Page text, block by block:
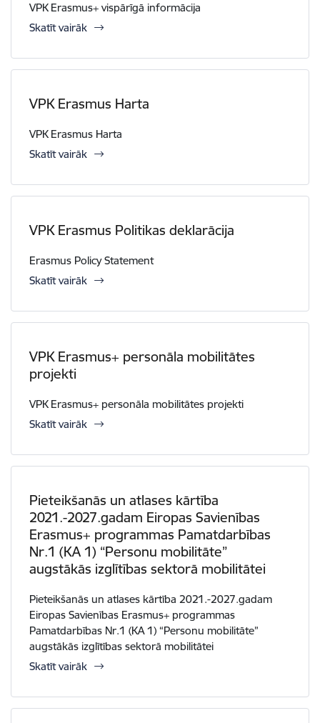
VPK Erasmus+ vispārīgā informācija
Skatīt vairāk
VPK Erasmus Harta
VPK Erasmus Harta
Skatīt vairāk
VPK Erasmus Politikas deklarācija
Erasmus Policy Statement
Skatīt vairāk
VPK Erasmus+ personāla mobilitātes
projekti
VPK Erasmus+ personāla mobilitātes projekti
Skatīt vairāk
Pieteikšanās un atlases kārtība
2021.-2027.gadam Eiropas Savienības
Erasmus+ programmas Pamatdarbības
Nr.1 (KA 1) “Personu mobilitāte”
augstākās izglītības sektorā mobilitātei
Pieteikšanās un atlases kārtība 2021.-2027.gadam
Eiropas Savienības Erasmus+ programmas
Pamatdarbības Nr.1 (KA 1) “Personu mobilitāte”
augstākās izglītības sektorā mobilitātei
Skatīt vairāk